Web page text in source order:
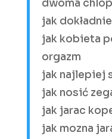
dwoma
jak
jak kobieta
orgazm
jak najlepiej
jak nosić
jak jarac
jak mozna